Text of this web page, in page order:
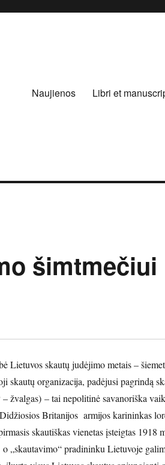
Naujienos Libri et
šimtmečiui
Lietuvos skautų judėjimo metais –
skautų organizacija, padėjusi pagrindą
– žvalgas) – tai nepolitinė savanoriška
Britanijos armijos karininkas
skautiškas vienetas įsteigtas 1918
„skautavimo“ pradininku Lietuvoje